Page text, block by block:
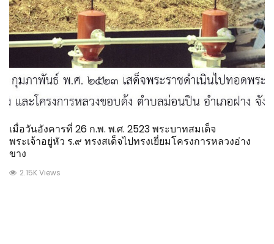
เมื่อวันอังคารที่ 26 ก.พ. พ.ศ. 2523 พระบาทสมเด็จ
พระเจ้าอยู่หัว ร.๙ ทรงสเด็จไปทรงเยี่ยมโครงการหลวงอ่าง
ขาง
2.15K Views